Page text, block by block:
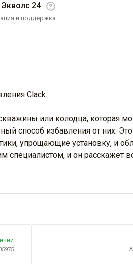
24
и поддержка
Clack.
или колодца, которая
способ избавления от них.
упрощающие установку, и
специалистом, и он расскажет